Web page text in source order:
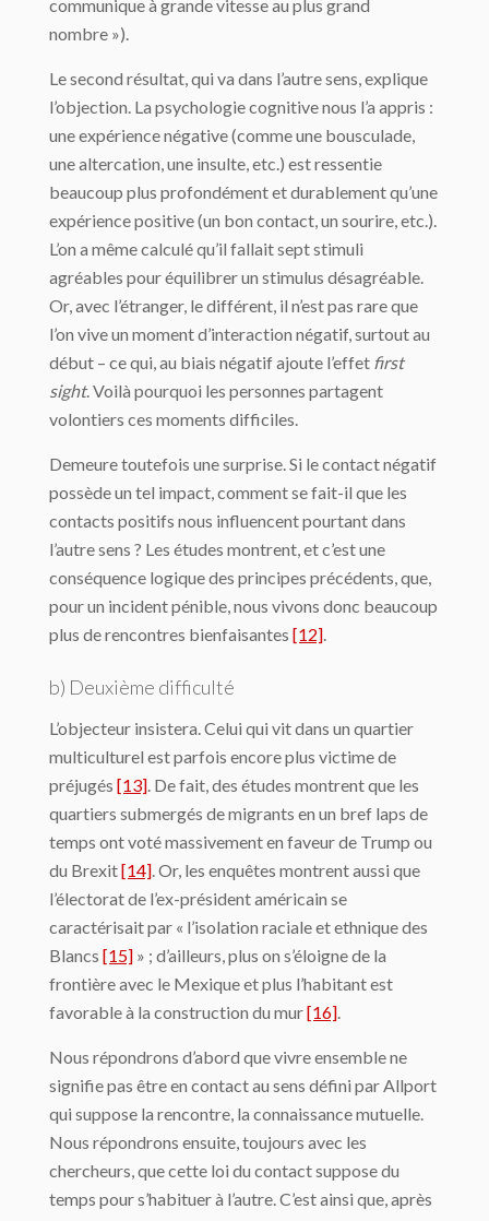
communique à grande vitesse au plus grand
nombre »).
Le second résultat, qui va dans l’autre sens, explique
l’objection. La psychologie cognitive nous l’a appris :
une expérience négative (comme une bousculade,
une altercation, une insulte, etc.) est ressentie
beaucoup plus profondément et durablement qu’une
expérience positive (un bon contact, un sourire, etc.).
L’on a même calculé qu’il fallait sept stimuli
agréables pour équilibrer un stimulus désagréable.
Or, avec l’étranger, le différent, il n’est pas rare que
l’on vive un moment d’interaction négatif, surtout au
début – ce qui, au biais négatif ajoute l’effet first
sight. Voilà pourquoi les personnes partagent
volontiers ces moments difficiles.
Demeure toutefois une surprise. Si le contact négatif
possède un tel impact, comment se fait-il que les
contacts positifs nous influencent pourtant dans
l’autre sens ? Les études montrent, et c’est une
conséquence logique des principes précédents, que,
pour un incident pénible, nous vivons donc beaucoup
plus de rencontres bienfaisantes [12]
b) Deuxième difficulté
L’objecteur insistera. Celui qui vit dans un quartier
multiculturel est parfois encore plus victime de
préjugés [13] . De fait, des études montrent que les
quartiers submergés de migrants en un bref laps de
temps ont voté massivement en faveur de Trump ou
du Brexit[14] . Or, les enquêtes montrent aussi que
l’électorat de l’ex-président américain se
caractérisait par « l’isolation raciale et ethnique des
Blancs [15] » ; d’ailleurs, plus on s’éloigne de la
frontière avec le Mexique et plus l’habitant est
favorable à la construction du mur[16]
Nous répondrons d’abord que vivre ensemble ne
signifie pas être en contact au sens défini par Allport
qui suppose la rencontre, la connaissance mutuelle.
Nous répondrons ensuite, toujours avec les
chercheurs, que cette loi du contact suppose du
temps pour s’habituer à l’autre. C’est ainsi que, après